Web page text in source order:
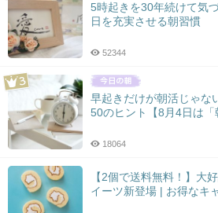
5時起きを30年続けて気
日を充実させる朝習慣
52344
早起きだけが朝活じゃな
50のヒント【8月4日は「
18064
【2個で送料無料！】大
イーツ新登場 | お得なキ